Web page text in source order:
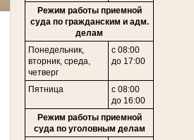
Режим работы приемной
суда по гражданским и адм.
делам
Понедельник,
вторник, среда,
четверг
с 08:00
до 17:00
Пятница
с 08:00
до 16:00
Режим работы приемной
суда по уголовным делам